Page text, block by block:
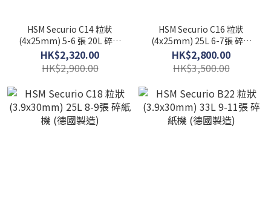
HSM Securio C14 粒狀
(4x25mm) 5-6 張 20L 碎紙
機 (德國製造)
HK$2,320.00
HK$2,900.00
HSM Securio C16 粒狀
(4x25mm) 25L 6-7張 碎紙
機 (德國製造)
HK$2,800.00
HK$3,500.00